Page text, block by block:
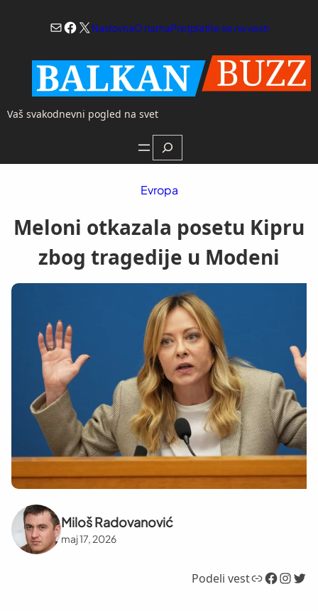
Mail
Facebook
X NaslovnaO namaPretplatite se na vesti
Vaš svakodnevni pogled na svet
Search
Evropa
Meloni otkazala posetu Kipru
zbog tragedije u Modeni
Miloš Radovanović
maj 17, 2026
Podeli vestLink Facebook InstagramTwitter